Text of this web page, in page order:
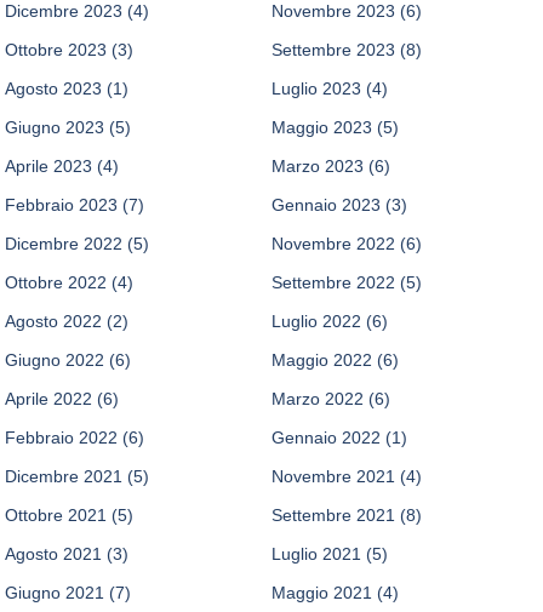
Dicembre 2023 (4) Novembre 2023 (6)
Ottobre 2023 (3) Settembre 2023 (8)
Agosto 2023 (1) Luglio 2023 (4)
Giugno 2023 (5) Maggio 2023 (5)
Aprile 2023 (4) Marzo 2023 (6)
Febbraio 2023 (7) Gennaio 2023 (3)
Dicembre 2022 (5) Novembre 2022 (6)
Ottobre 2022 (4) Settembre 2022 (5)
Agosto 2022 (2) Luglio 2022 (6)
Giugno 2022 (6) Maggio 2022 (6)
Aprile 2022 (6) Marzo 2022 (6)
Febbraio 2022 (6) Gennaio 2022 (1)
Dicembre 2021 (5) Novembre 2021 (4)
Ottobre 2021 (5) Settembre 2021 (8)
Agosto 2021 (3) Luglio 2021 (5)
Giugno 2021 (7) Maggio 2021 (4)